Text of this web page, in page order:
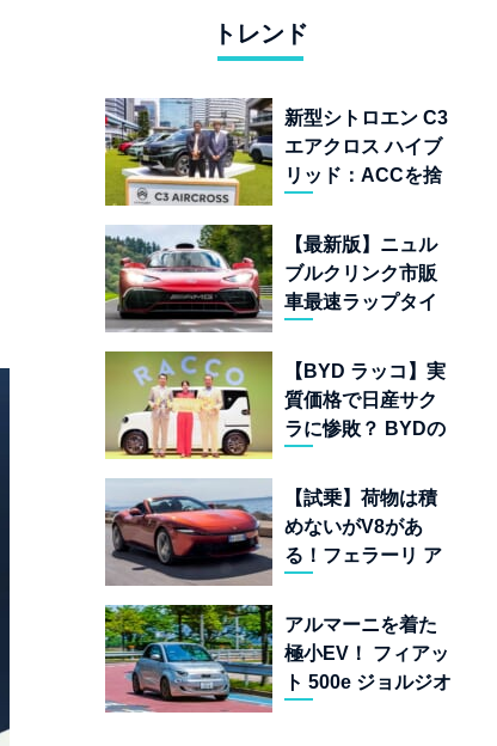
トレンド
新型シトロエン C3
エアクロス ハイブ
リッド：ACCを捨
毯」を手に入れた
フランスの異端児
【最新版】ニュル
ブルクリンク市販
車最速ラップタイ
22台を一挙公開
【BYD ラッコ】実
質価格で日産サク
ラに惨敗？ BYDの
金ドーピング」の
異常な世界
【試乗】荷物は積
めないがV8があ
る！フェラーリ ア
ーが証明する純内
燃機関オープンカ
ーの至福
アルマーニを着た
極小EV！ フィアッ
ト 500e ジョルジオ